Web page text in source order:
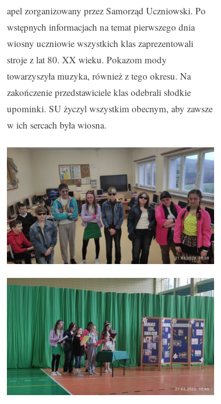
apel zorganizowany przez Samorząd Uczniowski. Po
wstępnych informacjach na temat pierwszego dnia
wiosny uczniowie wszystkich klas zaprezentowali
stroje z lat 80. XX wieku. Pokazom mody
towarzyszyła muzyka, również z tego okresu. Na
zakończenie przedstawiciele klas odebrali słodkie
upominki. SU życzyl wszystkim obecnym, aby zawsze
w ich sercach była wiosna.